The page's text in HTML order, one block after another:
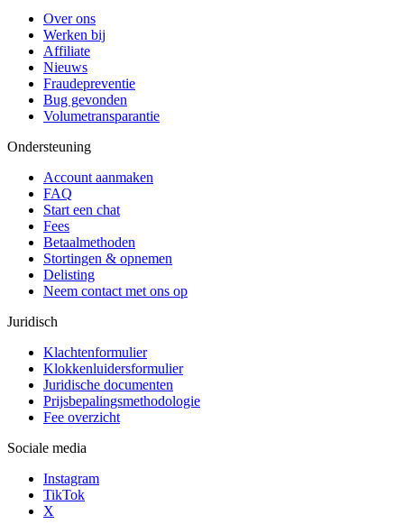
Over ons
Werken bij
Affiliate
Nieuws
Fraudepreventie
Bug gevonden
Volumetransparantie
Ondersteuning
Account aanmaken
FAQ
Start een chat
Fees
Betaalmethoden
Stortingen & opnemen
Delisting
Neem contact met ons op
Juridisch
Klachtenformulier
Klokkenluidersformulier
Juridische documenten
Prijsbepalingsmethodologie
Fee overzicht
Sociale media
Instagram
TikTok
X